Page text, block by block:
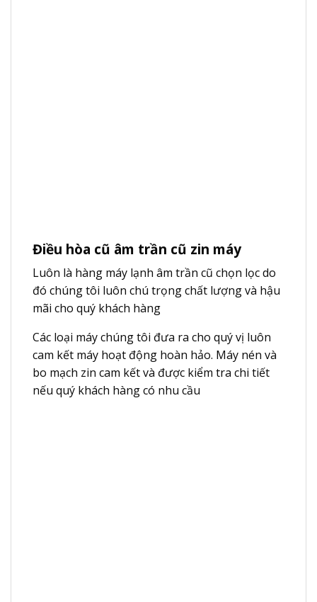
Điều hòa cũ âm trần cũ zin máy
Luôn là hàng máy lạnh âm trần cũ chọn lọc do
đó chúng tôi luôn chú trọng chất lượng và hậu
mãi cho quý khách hàng
Các loại máy chúng tôi đưa ra cho quý vị luôn
cam kết máy hoạt động hoàn hảo. Máy nén và
bo mạch zin cam kết và được kiểm tra chi tiết
nếu quý khách hàng có nhu cầu